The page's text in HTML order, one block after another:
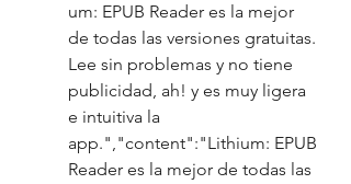
um: EPUB Reader es la mejor
de todas las versiones gratuitas.
Lee sin problemas y no tiene
publicidad, ah! y es muy ligera
e intuitiva la
app.","content":"Lithium: EPUB
Reader es la mejor de todas las